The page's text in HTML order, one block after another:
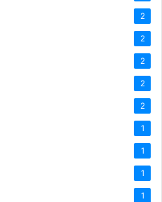
2
2
2
2
2
1
1
1
1